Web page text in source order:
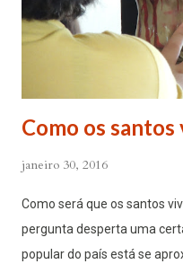
Como os santos
janeiro 30, 2016
Como será que os santos
pergunta desperta uma
popular do país está se